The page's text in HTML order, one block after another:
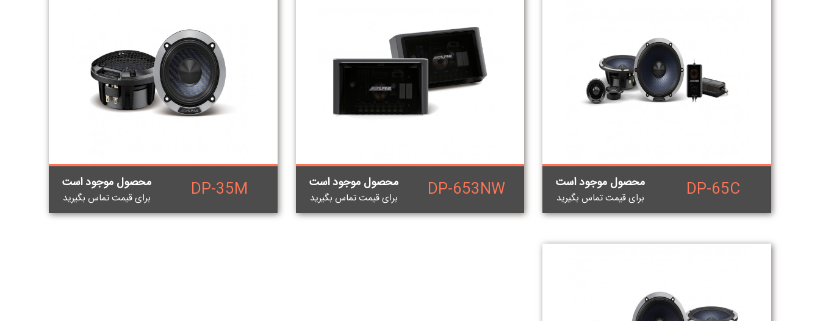
DP-65C محصول موجود است
برای قيمت تماس بگيريد DP-653NW محصول موجود است
برای قيمت تماس بگيريد DP-35M محصول موجود است
برای قيمت تماس بگيريد